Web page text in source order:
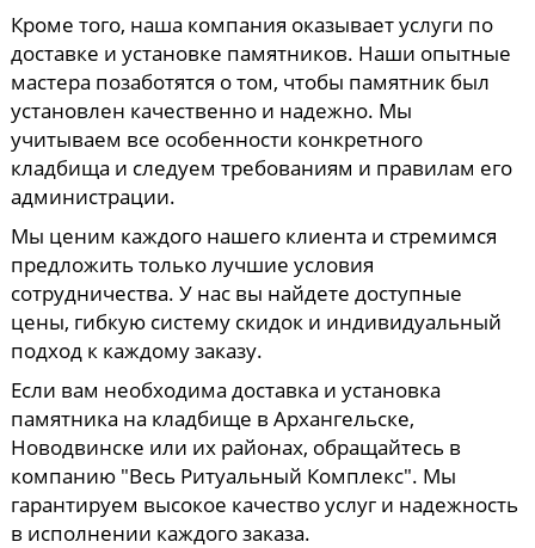
Кроме того, наша компания оказывает услуги по
доставке и установке памятников. Наши опытные
мастера позаботятся о том, чтобы памятник был
установлен качественно и надежно. Мы
учитываем все особенности конкретного
кладбища и следуем требованиям и правилам его
администрации.
Мы ценим каждого нашего клиента и стремимся
предложить только лучшие условия
сотрудничества. У нас вы найдете доступные
цены, гибкую систему скидок и индивидуальный
подход к каждому заказу.
Если вам необходима доставка и установка
памятника на кладбище в Архангельске,
Новодвинске или их районах, обращайтесь в
компанию "Весь Ритуальный Комплекс". Мы
гарантируем высокое качество услуг и надежность
в исполнении каждого заказа.